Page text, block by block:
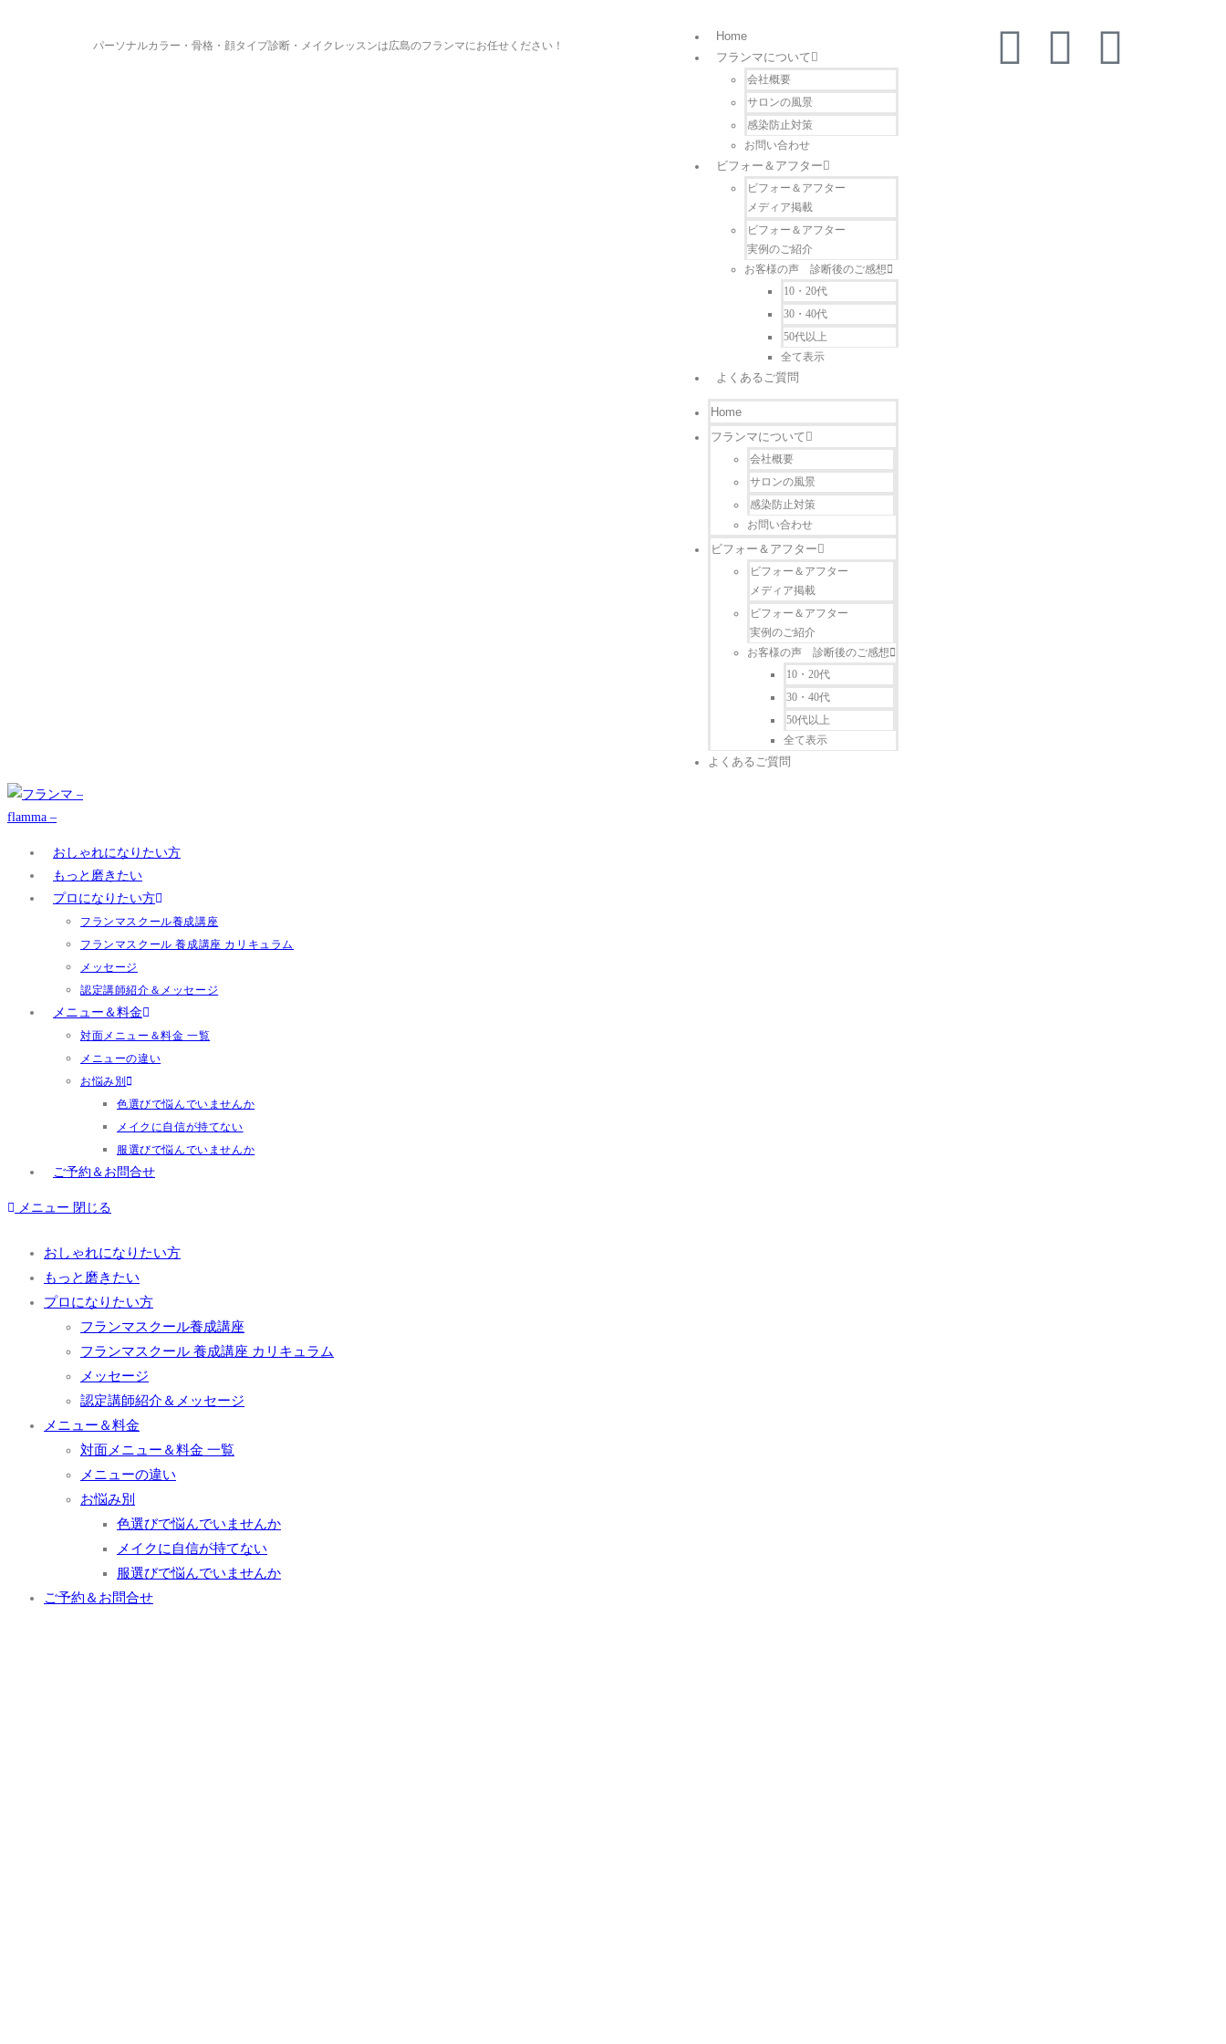
パーソナルカラー・骨格・顔タイプ診断・メイクレッスンは広島のフランマにお任せください！
Home
フランマについて
会社概要
サロンの風景
感染防止対策
お問い合わせ
ビフォー＆アフター
ビフォー＆アフター
メディア掲載
ビフォー＆アフター
実例のご紹介
お客様の声 診断後のご感想
10・20代
30・40代
50代以上
全て表示
よくあるご質問
Home
フランマについて
会社概要
サロンの風景
感染防止対策
お問い合わせ
ビフォー＆アフター
ビフォー＆アフター
メディア掲載
ビフォー＆アフター
実例のご紹介
お客様の声 診断後のご感想
10・20代
30・40代
50代以上
全て表示
よくあるご質問
おしゃれになりたい方
もっと磨きたい
プロになりたい方
フランマスクール養成講座
フランマスクール 養成講座 カリキュラム
メッセージ
認定講師紹介＆メッセージ
メニュー＆料金
対面メニュー＆料金 一覧
メニューの違い
お悩み別
色選びで悩んでいませんか
メイクに自信が持てない
服選びで悩んでいませんか
ご予約＆お問合せ
メニュー 閉じる
おしゃれになりたい方
もっと磨きたい
プロになりたい方
フランマスクール養成講座
フランマスクール 養成講座 カリキュラム
メッセージ
認定講師紹介＆メッセージ
メニュー＆料金
対面メニュー＆料金 一覧
メニューの違い
お悩み別
色選びで悩んでいませんか
メイクに自信が持てない
服選びで悩んでいませんか
ご予約＆お問合せ